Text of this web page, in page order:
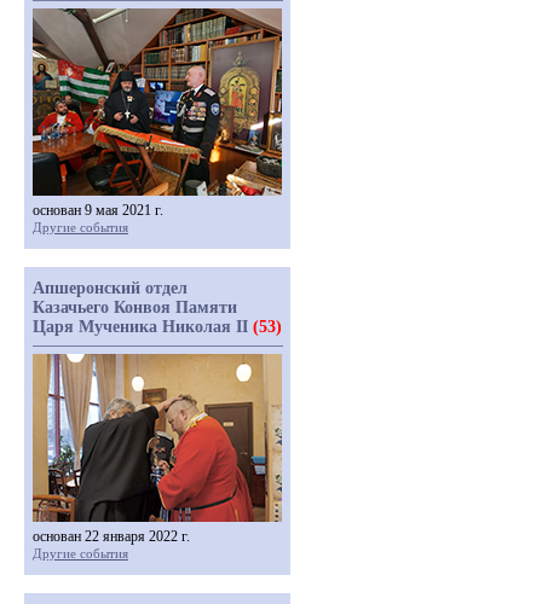
основан 9 мая 2021 г.
Другие события
Апшеронский отдел
Казачьего Конвоя Памяти
Царя Мученика Николая II (53)
основан 22 января 2022 г.
Другие события